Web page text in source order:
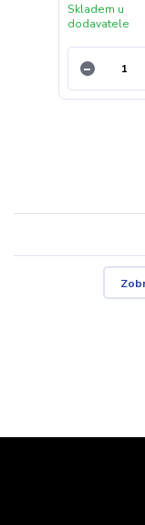
Skladem u
dodavatele